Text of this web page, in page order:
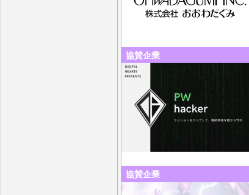
協賛企業
協賛企業